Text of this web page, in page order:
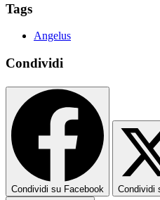
Tags
Angelus
Condividi
Condividi su Facebook Condividi